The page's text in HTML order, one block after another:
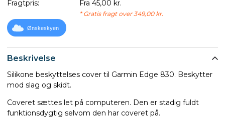
Beskrivelse
Silikone beskyttelses cover til Garmin Edge 830. Beskytter
mod slag og skidt.
Coveret sættes let på computeren. Den er stadig fuldt
funktionsdygtig selvom den har coveret på.
Fragtpris:
Fra 45,00 kr.
* Gratis fragt over 349,00 kr.
Ønskeskyen